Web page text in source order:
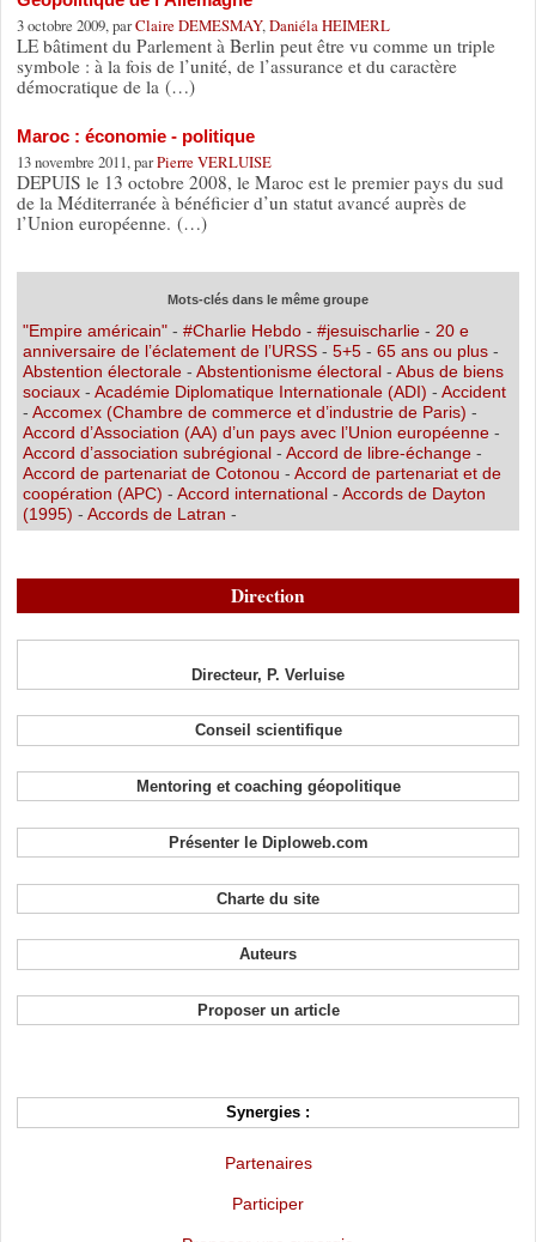
3 octobre 2009, parClaire DEMESMAY, Daniéla HEIMERL
LE bâtiment du Parlement à Berlin peut être vu comme un triple
symbole : à la fois de l’unité, de l’assurance et du caractère
démocratique de la (…)
Maroc : économie - politique
13 novembre 2011, parPierre VERLUISE
DEPUIS le 13 octobre 2008, le Maroc est le premier pays du sud
de la Méditerranée à bénéficier d’un statut avancé auprès de
l’Union européenne. (…)
Mots-clés dans le même groupe
"Empire américain"- #Charlie Hebdo- #jesuischarlie- 20 e
anniversaire de l’éclatement de l’URSS- 5+5- 65 ans ou plus-
Abstention électorale- Abstentionisme électoral- Abus de biens
sociaux- Académie Diplomatique Internationale (ADI) - Accident
- Accomex (Chambre de commerce et d’industrie de Paris) -
Accord d’Association (AA) d’un pays avec l’Union européenne-
Accord d’association subrégional- Accord de libre-échange-
Accord de partenariat de Cotonou - Accord de partenariat et de
coopération (APC) - Accord international- Accords de Dayton
(1995) - Accords de Latran -
Direction
Directeur, P. Verluise
Conseil scientifique
Mentoring et coaching géopolitique
Présenter le Diploweb.com
Charte du site
Auteurs
Proposer un article
Synergies :
Partenaires
Participer